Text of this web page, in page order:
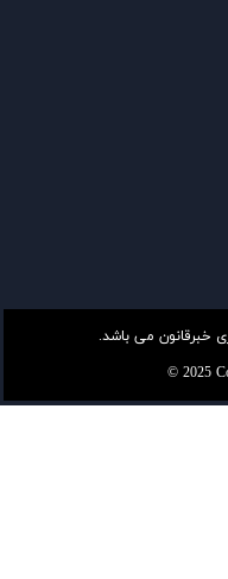
خبرقانون می باشد.
© 2025